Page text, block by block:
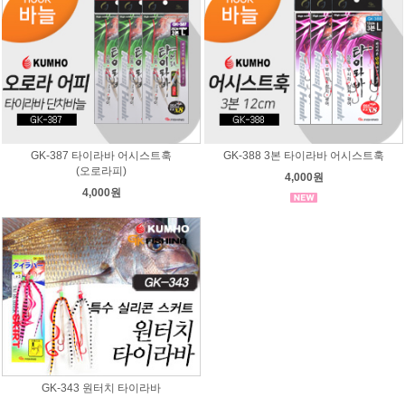
GK-387 타이라바 어시스트훅
(오로라피)
4,000원
GK-388 3본 타이라바 어시스트훅
4,000원
GK-343 원터치 타이라바